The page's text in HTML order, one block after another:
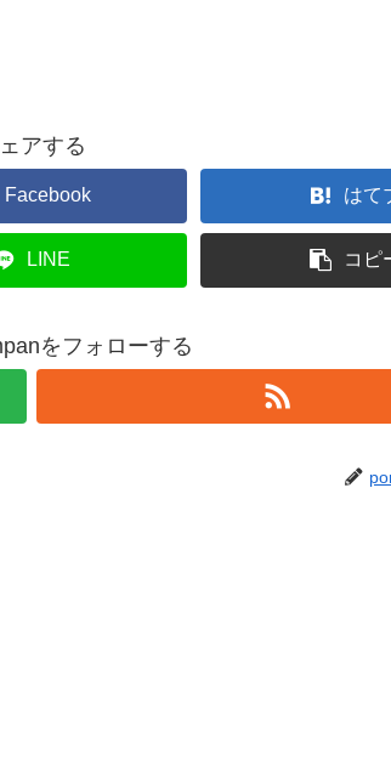
アする
Facebook はて
LINE コピ
をフォローする